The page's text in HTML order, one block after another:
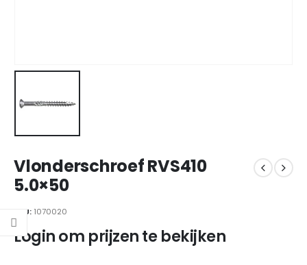
Vlonderschroef RVS410
5.0×50
SKU: 1070020
Login om prijzen te bekijken